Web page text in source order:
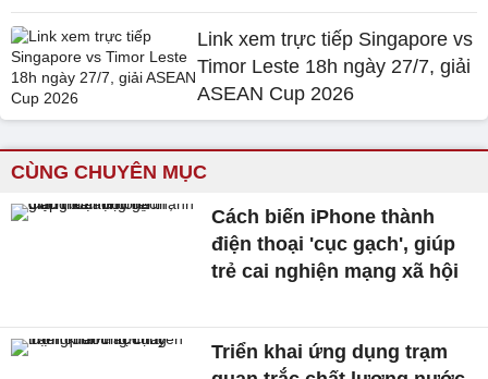
Link xem trực tiếp Singapore vs
Timor Leste 18h ngày 27/7, giải
ASEAN Cup 2026
CÙNG CHUYÊN MỤC
Cách biến iPhone thành
điện thoại 'cục gạch', giúp
trẻ cai nghiện mạng xã hội
Triển khai ứng dụng trạm